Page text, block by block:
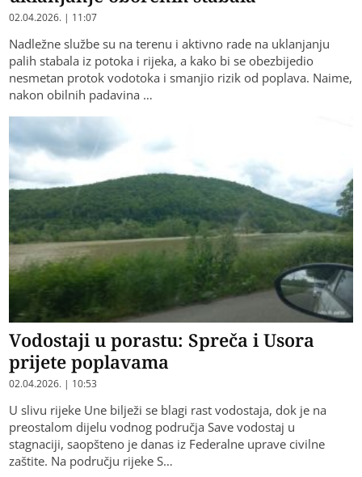
02.04.2026. | 11:07
Nadležne službe su na terenu i aktivno rade na uklanjanju
palih stabala iz potoka i rijeka, a kako bi se obezbijedio
nesmetan protok vodotoka i smanjio rizik od poplava. Naime,
nakon obilnih padavina …
Vodostaji u porastu: Spreča i Usora
prijete poplavama
02.04.2026. | 10:53
U slivu rijeke Une bilježi se blagi rast vodostaja, dok je na
preostalom dijelu vodnog područja Save vodostaj u
stagnaciji, saopšteno je danas iz Federalne uprave civilne
zaštite. Na području rijeke S…